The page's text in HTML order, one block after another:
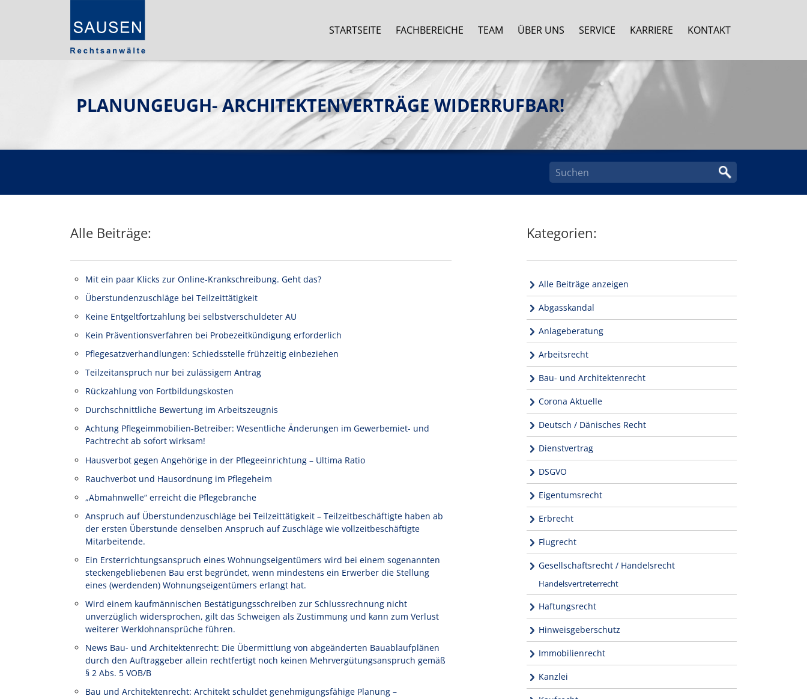
STARTSEITE FACHBEREICHE TEAM ÜBER UNS SERVICE KARRIERE KONTAKT
PLANUNGEUGH- ARCHITEKTENVERTRÄGE WIDERRUFBAR!
Alle Beiträge:
Mit ein paar Klicks zur Online-Krankschreibung. Geht das?
Überstundenzuschläge bei Teilzeittätigkeit
Keine Entgeltfortzahlung bei selbstverschuldeter AU
Kein Präventionsverfahren bei Probezeitkündigung erforderlich
Pflegesatzverhandlungen: Schiedsstelle frühzeitig einbeziehen
Teilzeitanspruch nur bei zulässigem Antrag
Rückzahlung von Fortbildungskosten
Durchschnittliche Bewertung im Arbeitszeugnis
Achtung Pflegeimmobilien-Betreiber: Wesentliche Änderungen im Gewerbemiet- und
Pachtrecht ab sofort wirksam!
Hausverbot gegen Angehörige in der Pflegeeinrichtung – Ultima Ratio
Rauchverbot und Hausordnung im Pflegeheim
„Abmahnwelle“ erreicht die Pflegebranche
Anspruch auf Überstundenzuschläge bei Teilzeittätigkeit – Teilzeitbeschäftigte haben ab
der ersten Überstunde denselben Anspruch auf Zuschläge wie vollzeitbeschäftigte
Mitarbeitende.
Ein Ersterrichtungsanspruch eines Wohnungseigentümers wird bei einem sogenannten
steckengebliebenen Bau erst begründet, wenn mindestens ein Erwerber die Stellung
eines (werdenden) Wohnungseigentümers erlangt hat.
Wird einem kaufmännischen Bestätigungsschreiben zur Schlussrechnung nicht
unverzüglich widersprochen, gilt das Schweigen als Zustimmung und kann zum Verlust
weiterer Werklohnansprüche führen.
News Bau- und Architektenrecht: Die Übermittlung von abgeänderten Bauablaufplänen
durch den Auftraggeber allein rechtfertigt noch keinen Mehrvergütungsanspruch gemäß
§ 2 Abs. 5 VOB/B
Bau und Architektenrecht: Architekt schuldet genehmigungsfähige Planung –
Kategorien:
Alle Beiträge anzeigen
Abgasskandal
Anlageberatung
Arbeitsrecht
Bau- und Architektenrecht
Corona Aktuelle
Deutsch / Dänisches Recht
Dienstvertrag
DSGVO
Eigentumsrecht
Erbrecht
Flugrecht
Gesellschaftsrecht / Handelsrecht
Handelsvertreterrecht
Haftungsrecht
Hinweisgeberschutz
Immobilienrecht
Kanzlei